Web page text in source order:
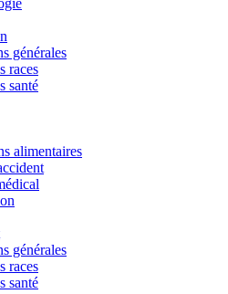
générales
races
santé
alimentaires
générales
races
santé